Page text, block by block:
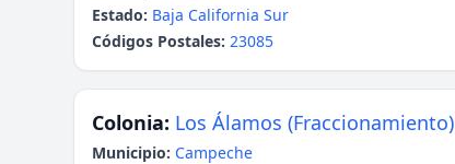
Estado: Baja California Sur
Códigos Postales: 23085
Colonia: Los Álamos (Fraccionamiento)
Municipio: Campeche